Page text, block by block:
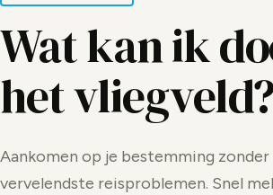
Wat kan ik
het vliegveld?
Aankomen op je bestemming
vervelendste reisproblemen. Snel